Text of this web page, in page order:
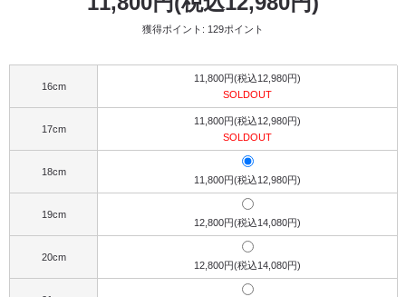
獲得ポイント: 129ポイント
16cm
11,800円(税込12,980円)
SOLDOUT
17cm
11,800円(税込12,980円)
SOLDOUT
18cm
11,800円(税込12,980円)
19cm
12,800円(税込14,080円)
20cm
12,800円(税込14,080円)